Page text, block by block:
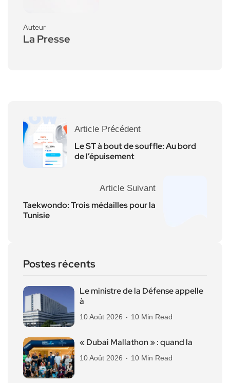
Auteur
La Presse
Article Précédent
Le ST à bout de souffle: Au bord
de l’épuisement
Article Suivant
Taekwondo: Trois médailles pour la
Tunisie
Postes récents
Le ministre de la Défense appelle
à
10 Août 2026 10 Min Read
« Dubai Mallathon » : quand la
10 Août 2026 10 Min Read